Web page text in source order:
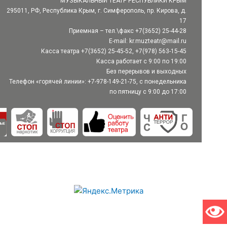
295011, РФ, Республика Крым, г. Симферополь, пр. Кирова, д.
17
Приемная – тел.\факс +7(3652) 25-44-28
E-mail: kr.muzteatr@mail.ru
Касса театра +7(3652) 25-45-52, +7(978) 563-15-45
Касса работает с 9:00 по 19:00
Без перерывов и выходных
Телефон «горячей линии»: +7-978-149-21-75, с понедельника
по пятницу с 9:00 до 17:00